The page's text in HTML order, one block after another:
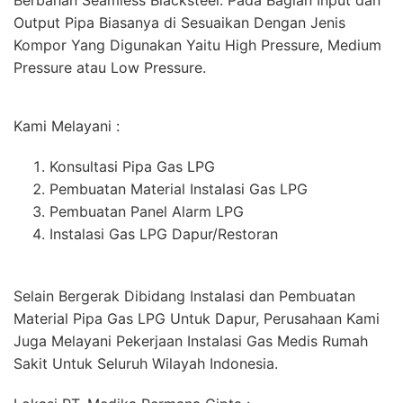
Output Pipa Biasanya di Sesuaikan Dengan Jenis
Kompor Yang Digunakan Yaitu High Pressure, Medium
Pressure atau Low Pressure.
Kami Melayani :
Konsultasi Pipa Gas LPG
Pembuatan Material Instalasi Gas LPG
Pembuatan Panel Alarm LPG
Instalasi Gas LPG Dapur/Restoran
Selain Bergerak Dibidang Instalasi dan Pembuatan
Material Pipa Gas LPG Untuk Dapur, Perusahaan Kami
Juga Melayani Pekerjaan Instalasi Gas Medis Rumah
Sakit Untuk Seluruh Wilayah Indonesia.